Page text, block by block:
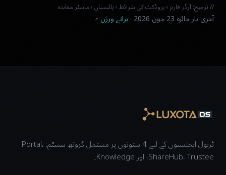
// ترجیح: آرڈر فارم › پروڈکٹ کی شرائط › پالیسیاں › ماسٹر معاہدہ
آخری بار جائزہ 23 جون 2026 · پرانے ورژن ↗
ٹریول ایجنسیوں کے لیے 4 ستونوں پر مشتمل گروتھ سسٹم: Portal،
ShareHub، Trustee، اور Knowledge۔